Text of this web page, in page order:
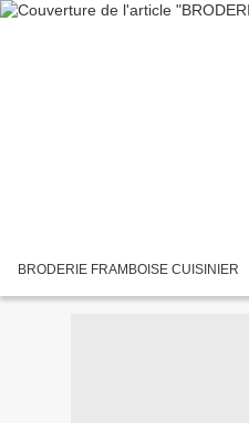
BRODERIE FRAMBOISE CUISINIER